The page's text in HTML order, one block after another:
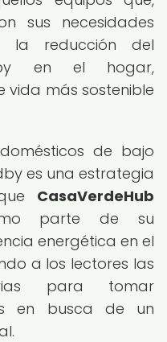
sus necesidades
la reducción del
en el hogar,
vida más sostenible
de bajo
es una estrategia
CasaVerdeHub
parte de su
energética en el
a los lectores las
para tomar
en busca de un